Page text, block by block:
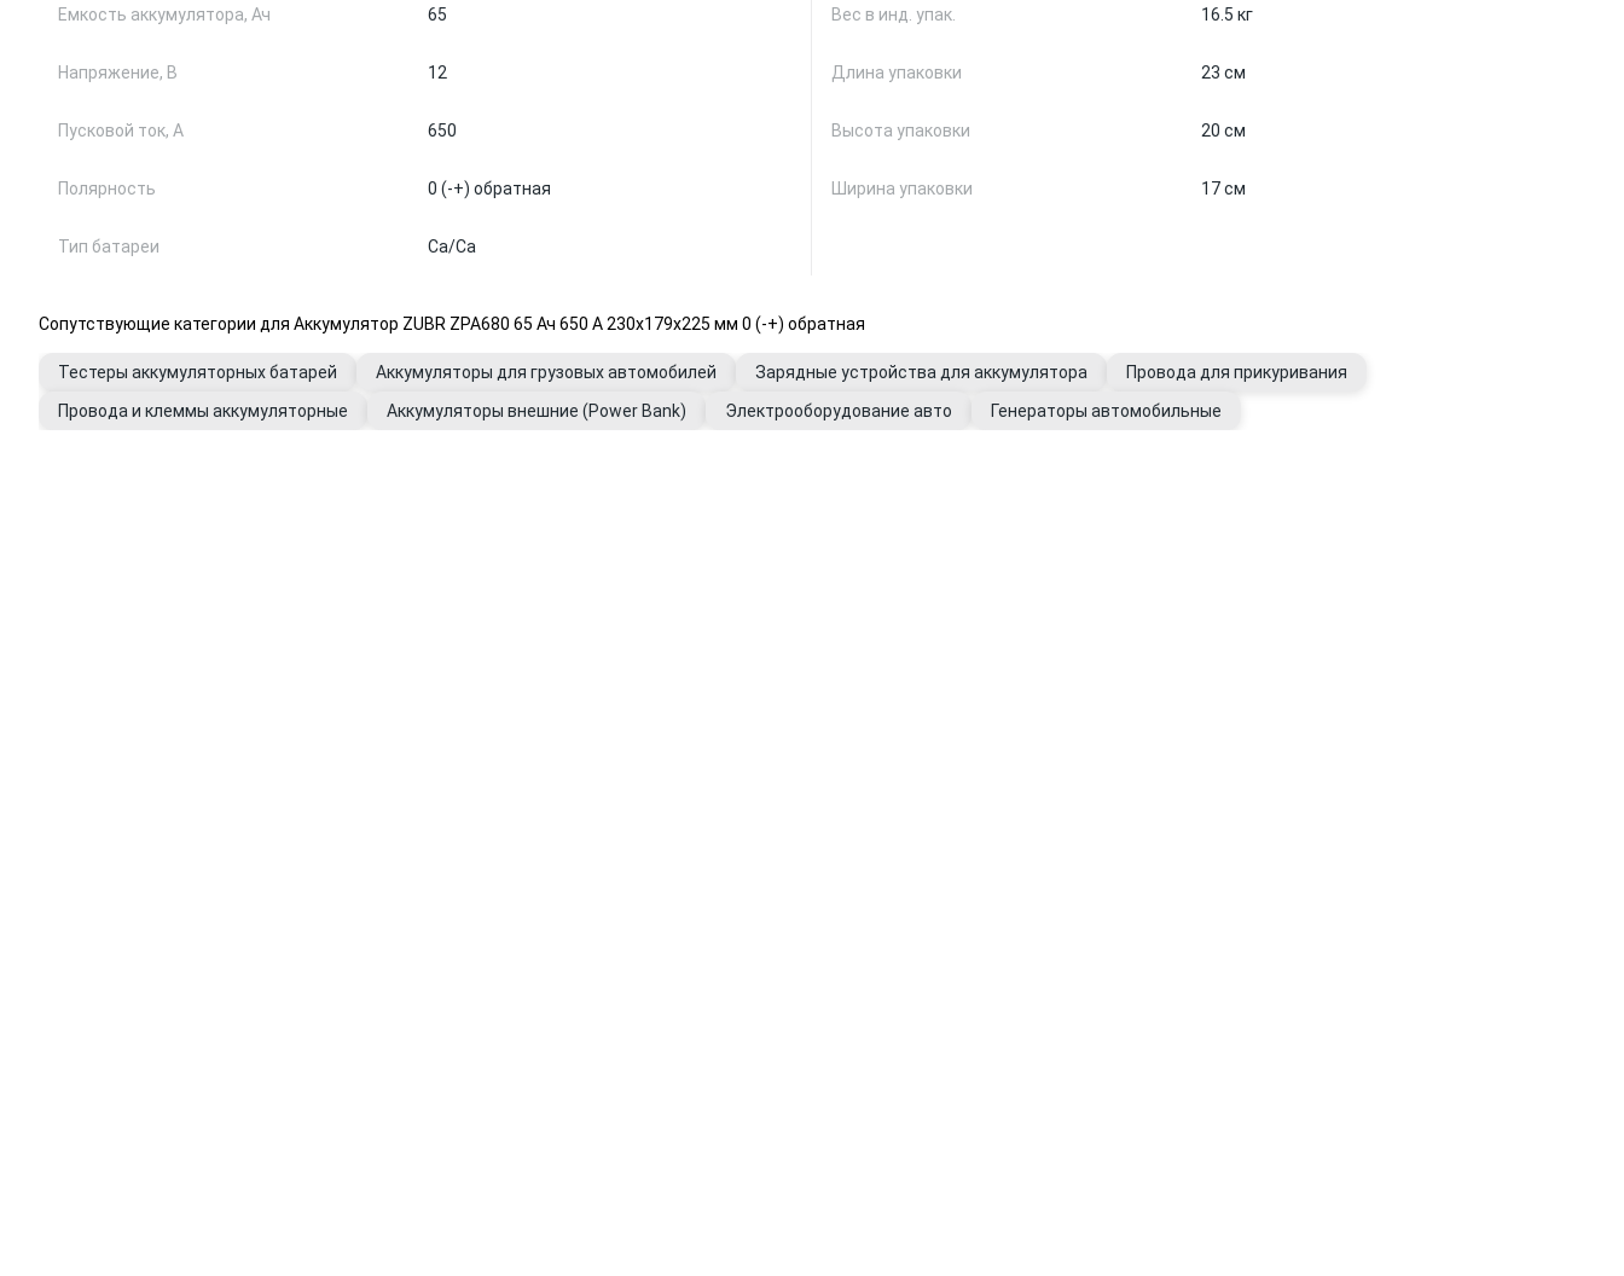
Емкость аккумулятора, Ач 65
Напряжение, В 12
Пусковой ток, А 650
Полярность 0 (-+) обратная
Тип батареи Ca/Ca
Вес в инд. упак. 16.5 кг
Длина упаковки 23 см
Высота упаковки 20 см
Ширина упаковки 17 см
Сопутствующие категории для Аккумулятор ZUBR ZPA680 65 Ач 650 А 230x179x225 мм 0 (-+) обратная
Тестеры аккумуляторных батарей Аккумуляторы для грузовых автомобилей Зарядные устройства для аккумулятора
Провода для прикуривания
Провода и клеммы аккумуляторные
Аккумуляторы внешние (Power Bank) Электрооборудование авто Генераторы автомобильные